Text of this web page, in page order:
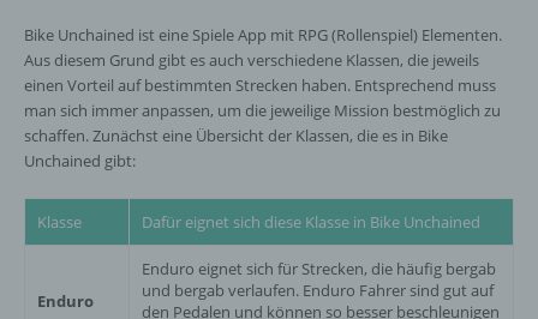
Bike Unchained ist eine Spiele App mit RPG (Rollenspiel) Elementen.
Aus diesem Grund gibt es auch verschiedene Klassen, die jeweils
einen Vorteil auf bestimmten Strecken haben. Entsprechend muss
man sich immer anpassen, um die jeweilige Mission bestmöglich zu
schaffen. Zunächst eine Übersicht der Klassen, die es in Bike
Unchained gibt:
Klasse Dafür eignet sich diese Klasse in Bike Unchained
Enduro
Enduro eignet sich für Strecken, die häufig bergab
und bergab verlaufen. Enduro Fahrer sind gut auf
den Pedalen und können so besser beschleunigen